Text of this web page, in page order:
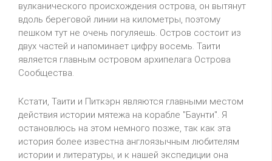
вулканического происхождения острова, он вытянут
вдоль береговой линии на километры, поэтому
пешком тут не очень погуляешь. Остров состоит из
двух частей и напоминает цифру восемь. Таити
является главным островом архипелага Острова
Сообщества.
Кстати, Таити и Питкэрн являются главными местом
действия истории мятежа на корабле "Баунти". Я
остановлюсь на этом немного позже, так как эта
история более известна англоязычным любителям
истории и литературы, и к нашей экспедиции она